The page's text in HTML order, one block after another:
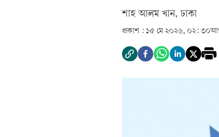
শাহ আলম খান, ঢাকা
প্রকাশ : ১৫ মে ২০২৬, ০২: ৩০